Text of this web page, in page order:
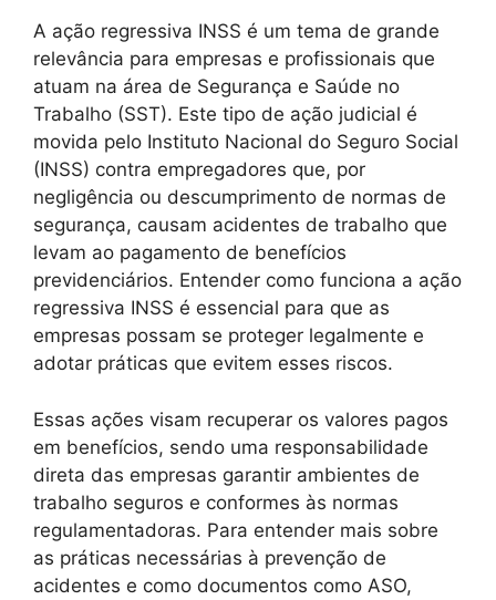
A ação regressiva INSS é um tema de grande
relevância para empresas e profissionais que
atuam na área de Segurança e Saúde no
Trabalho (SST). Este tipo de ação judicial é
movida pelo Instituto Nacional do Seguro Social
(INSS) contra empregadores que, por
negligência ou descumprimento de normas de
segurança, causam acidentes de trabalho que
levam ao pagamento de benefícios
previdenciários. Entender como funciona a ação
regressiva INSS é essencial para que as
empresas possam se proteger legalmente e
adotar práticas que evitem esses riscos.
Essas ações visam recuperar os valores pagos
em benefícios, sendo uma responsabilidade
direta das empresas garantir ambientes de
trabalho seguros e conformes às normas
regulamentadoras. Para entender mais sobre
as práticas necessárias à prevenção de
acidentes e como documentos como ASO,